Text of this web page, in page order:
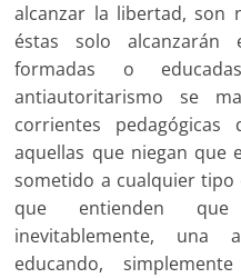
alcanzar la libertad, son
éstas solo alcanzarán
formadas o
antiautoritarismo se
corrientes
aquellas que niegan que
sometido a cualquier tipo
que entienden
inevitablemente,
educando,